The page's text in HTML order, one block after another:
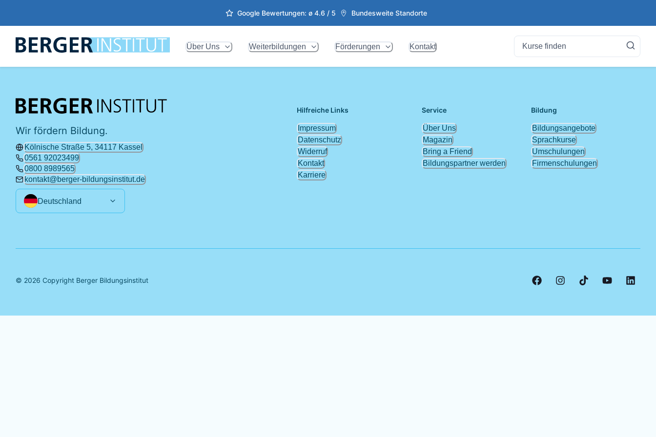
Google Bewertungen: ø 4.6 / 5 Bundesweite Standorte
Über Uns Weiterbildungen Förderungen Kontakt
Wir fördern Bildung.
Kölnische Straße 5, 34117 Kassel
0561 92023499
0800 8989565
kontakt@berger-bildungsinstitut.de
Deutschland
Hilfreiche Links
Impressum
Datenschutz
Widerruf
Kontakt
Karriere
Service
Über Uns
Magazin
Bring a Friend
Bildungspartner werden
Bildung
Bildungsangebote
Sprachkurse
Umschulungen
Firmenschulungen
© 2026 Copyright Berger Bildungsinstitut